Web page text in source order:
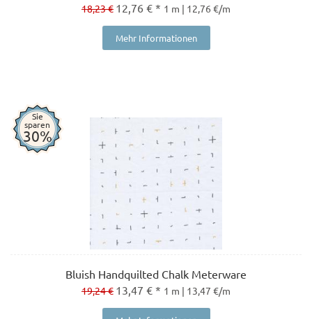
18,23 € 12,76 € * 1 m | 12,76 €/m
Mehr Informationen
Sie
sparen
30%
Bluish Handquilted Chalk Meterware
19,24 € 13,47 € * 1 m | 13,47 €/m